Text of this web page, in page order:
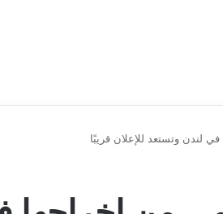
لندن وتستعد للإعلان قريبًا